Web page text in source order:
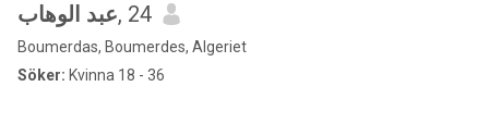
عبد الوهاب, 24
Boumerdas, Boumerdes, Algeriet
Söker: Kvinna 18 - 36